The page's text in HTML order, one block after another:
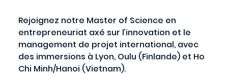
Rejoignez notre Master of Science en
entrepreneuriat axé sur l’innovation et le
management de projet international, avec
des immersions à Lyon, Oulu (Finlande) et Ho
Chi Minh/Hanoi (Vietnam).